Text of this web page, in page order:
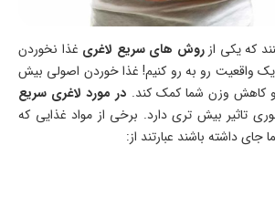
که یکی ازروش های سریع لاغری غذا نخوردن
یک واقعیت رو به رو کنیم! غذا خوردن اصولی بیش
و کاهش وزن شما کمک کند. در مورد لاغری سریع
تاثیر بیش تری دارد. برخی از مواد غذایی که
داشته باشند عبارتند از: